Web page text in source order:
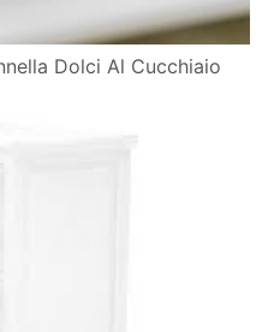
Dolci Al Cucchiaio